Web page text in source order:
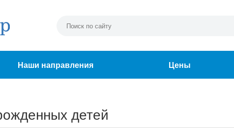
Наши направления Цены
детей